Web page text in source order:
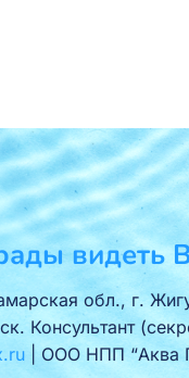
видеть
обл., г.
Консультант
| ООО НПП “Аква